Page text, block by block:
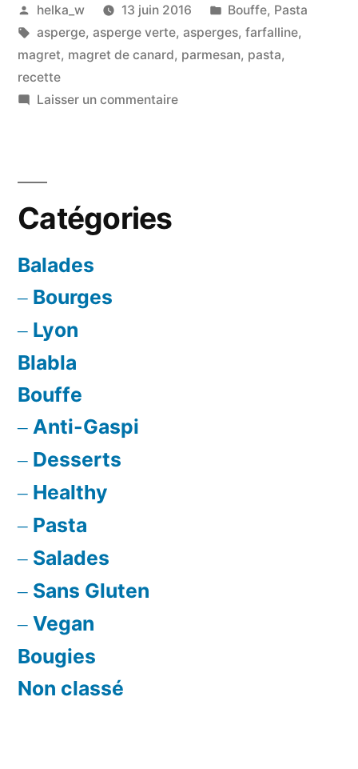
&
Magret
canard »
Publié
par
helka_w 13 juin 2016
Publié
dans
Bouffe, Pasta
Étiquettes :
asperge, asperge verte, asperges, farfalline,
magret, magret de canard, parmesan, pasta,
recette
Laisser un commentairesur
Catégories
Balades
Bourges
Lyon
Blabla
Bouffe
Anti-Gaspi
Desserts
Healthy
Pasta
Salades
Sans Gluten
Vegan
Bougies
Non classé